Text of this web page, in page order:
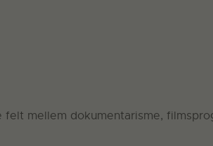
mellem dokumentarisme,